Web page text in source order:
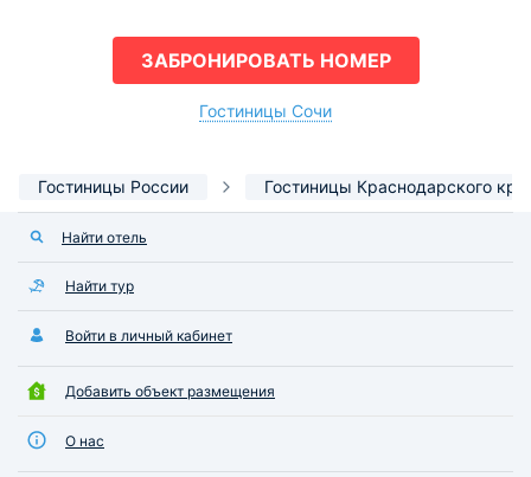
ЗАБРОНИРОВАТЬ НОМЕР
Гостиницы Сочи
Гостиницы России Гостиницы Краснодарского
Найти отель
Найти тур
Войти в личный кабинет
Добавить объект размещения
О нас